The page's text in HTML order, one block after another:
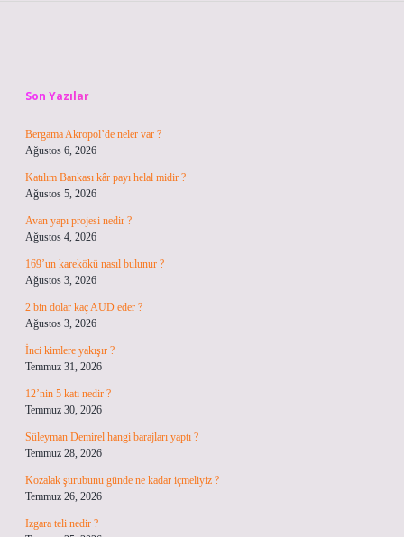
Son Yazılar
Bergama Akropol’de neler var ?
Ağustos 6, 2026
Katılım Bankası kâr payı helal midir ?
Ağustos 5, 2026
Avan yapı projesi nedir ?
Ağustos 4, 2026
169’un karekökü nasıl bulunur ?
Ağustos 3, 2026
2 bin dolar kaç AUD eder ?
Ağustos 3, 2026
İnci kimlere yakışır ?
Temmuz 31, 2026
12’nin 5 katı nedir ?
Temmuz 30, 2026
Süleyman Demirel hangi barajları yaptı ?
Temmuz 28, 2026
Kozalak şurubunu günde ne kadar içmeliyiz ?
Temmuz 26, 2026
Izgara teli nedir ?